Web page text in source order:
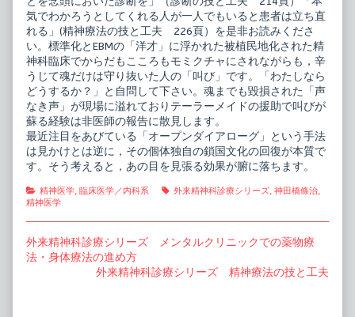
気でわかろうとしてくれる人が一人でもいると患者は立ち直
れる」(精神療法の技と工夫 226頁）を是非お読みくださ
い。標準化とEBMの「洋才」に浮かれた被植民地化された精
神科臨床でからだもこころもモミクチャにされながらも，辛
うじて魂だけは守り抜いた人の「叫び」です。「わたしなら
どうするか？」と自問して下さい。魂までも毀損された「声
なき声」が現場に溢れておりテーラーメイドの援助で叫びが
蘇る経験は非医師の報告に散見します。
最近注目をあびている「オープンダイアローグ」という手法
は見かけとは逆に，その個体独自の鎖国文化の回復が本質で
す。そう考えると，あの目を見張る効果が腑に落ちます。
Categories
精神医学, 臨床医学／内科系 Tags
外来精神科診療シリーズ, 神田橋條治,
精神医学
投
稿
Previous
post:
外来精神科診療シリーズ メンタルクリニックでの薬物療
法・身体療法の進め方
Next
外来精神科診療シリーズ 精神療法の技と工夫